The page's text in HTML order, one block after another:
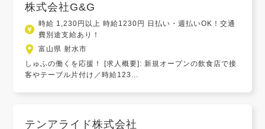
株式会社G&G
時給 1,230円以上 時給1230円 日払い・週払いOK！交通
費別途支給あり！
富山県 射水市
しゅふの働くを応援！ [求人概要]: 新規オープンの飲食店で接
客やテーブル片付け／時給123...
テンアライド株式会社